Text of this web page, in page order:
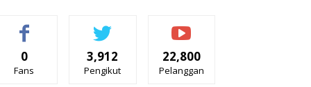
0
Fans
3,912
Pengikut
22,800
Pelanggan